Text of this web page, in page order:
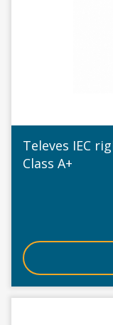
Televes IEC
Class A+